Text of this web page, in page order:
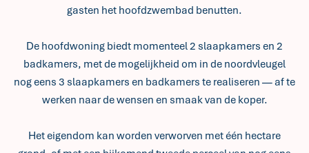
gasten het hoofdzwembad benutten.
De hoofdwoning biedt momenteel 2 slaapkamers en 2
badkamers, met de mogelijkheid om in de noordvleugel
nog eens 3 slaapkamers en badkamers te realiseren — af te
werken naar de wensen en smaak van de koper.
Het eigendom kan worden verworven met één hectare